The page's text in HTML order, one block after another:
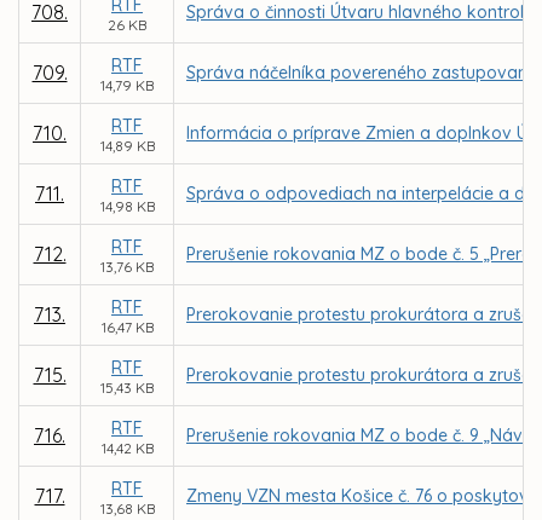
708. RTF
26 KB
Správa o činnosti Útvaru hlavného
709. RTF
14,79 KB
Správa náčelníka povereného
710. RTF
14,89 KB
Informácia o príprave Zmien a doplnkov
711. RTF
14,98 KB
Správa o odpovediach na interpelácie a
712. RTF
13,76 KB
Prerušenie rokovania MZ o bode č. 5
713. RTF
16,47 KB
Prerokovanie protestu prokurátora a
715. RTF
15,43 KB
Prerokovanie protestu prokurátora a
716. RTF
14,42 KB
Prerušenie rokovania MZ o bode č. 9
717. RTF
13,68 KB
Zmeny VZN mesta Košice č. 76 o